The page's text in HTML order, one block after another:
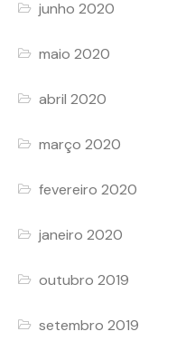
junho 2020
maio 2020
abril 2020
março 2020
fevereiro 2020
janeiro 2020
outubro 2019
setembro 2019